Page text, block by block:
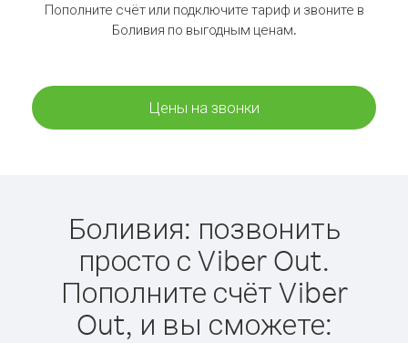
Пополните счёт или подключите тариф и звоните в
Боливия по выгодным ценам.
Цены на звонки
Боливия: позвонить
просто с Viber Out.
Пополните счёт Viber
Out, и вы сможете: